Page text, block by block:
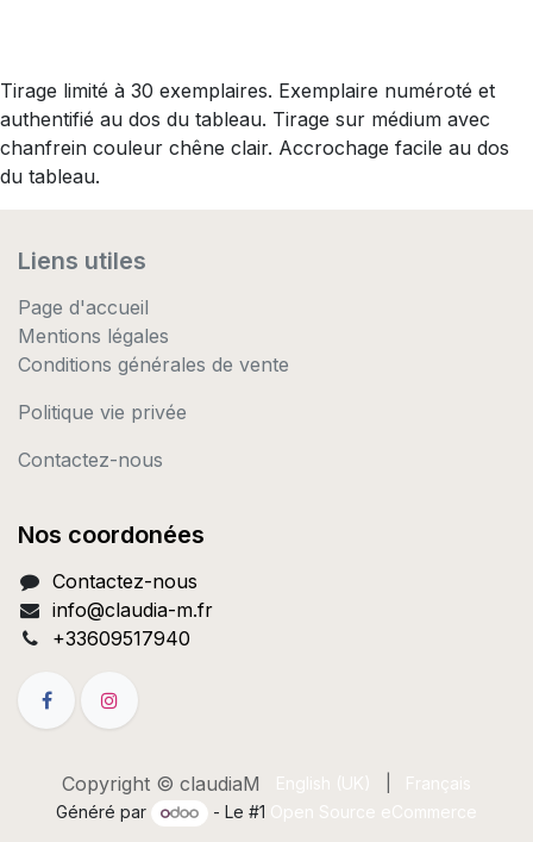
Tirage limité à 30 exemplaires. Exemplaire numéroté et
authentifié au dos du tableau. Tirage sur médium avec
chanfrein couleur chêne clair. Accrochage facile au dos
du tableau.
Liens utiles
Page d'accueil
Mentions légales
Conditions générales de vente
Politique vie privée
Contactez-nous
Nos coordonées
Contactez-nous
info@claudia-m.fr
+33609517940
Copyright © claudiaM English (UK)
Français
Généré par
- Le #1 Open Source eCommerce